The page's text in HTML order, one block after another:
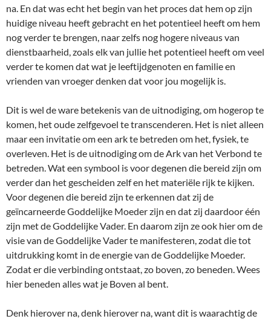
na. En dat was echt het begin van het proces dat hem op zijn
huidige niveau heeft gebracht en het potentieel heeft om hem
nog verder te brengen, naar zelfs nog hogere niveaus van
dienstbaarheid, zoals elk van jullie het potentieel heeft om veel
verder te komen dat wat je leeftijdgenoten en familie en
vrienden van vroeger denken dat voor jou mogelijk is.
Dit is wel de ware betekenis van de uitnodiging, om hogerop te
komen, het oude zelfgevoel te transcenderen. Het is niet alleen
maar een invitatie om een ark te betreden om het, fysiek, te
overleven. Het is de uitnodiging om de Ark van het Verbond te
betreden. Wat een symbool is voor degenen die bereid zijn om
verder dan het gescheiden zelf en het materiële rijk te kijken.
Voor degenen die bereid zijn te erkennen dat zij de
geïncarneerde Goddelijke Moeder zijn en dat zij daardoor één
zijn met de Goddelijke Vader. En daarom zijn ze ook hier om de
visie van de Goddelijke Vader te manifesteren, zodat die tot
uitdrukking komt in de energie van de Goddelijke Moeder.
Zodat er die verbinding ontstaat, zo boven, zo beneden. Wees
hier beneden alles wat je Boven al bent.
Denk hierover na, denk hierover na, want dit is waarachtig de